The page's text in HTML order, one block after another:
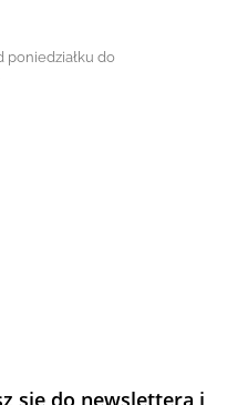
poniedziałku do
się do newslettera i